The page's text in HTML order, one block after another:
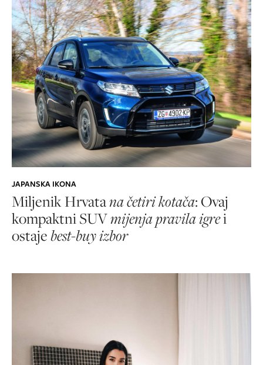
JAPANSKA IKONA
Miljenik Hrvatana četiri kotača: Ovaj
kompaktni SUVmijenja pravila igrei
ostajebest-buy izbor